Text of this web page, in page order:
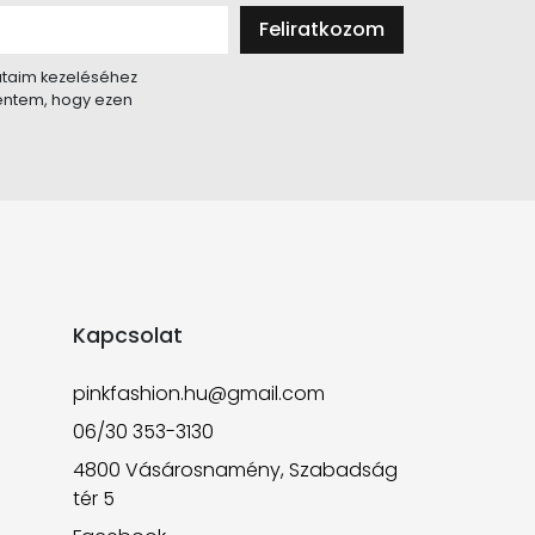
Feliratkozom
kezeléséhez
hogy ezen
Kapcsolat
pinkfashion.hu@gmail.com
06/30 353-3130
4800 Vásárosnamény, Szabadság
tér 5